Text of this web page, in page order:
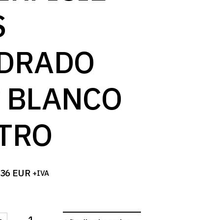
EUR +IVA